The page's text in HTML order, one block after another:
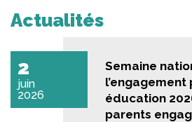
Actualités
2
juin
2026
Semaine
éducation
parents